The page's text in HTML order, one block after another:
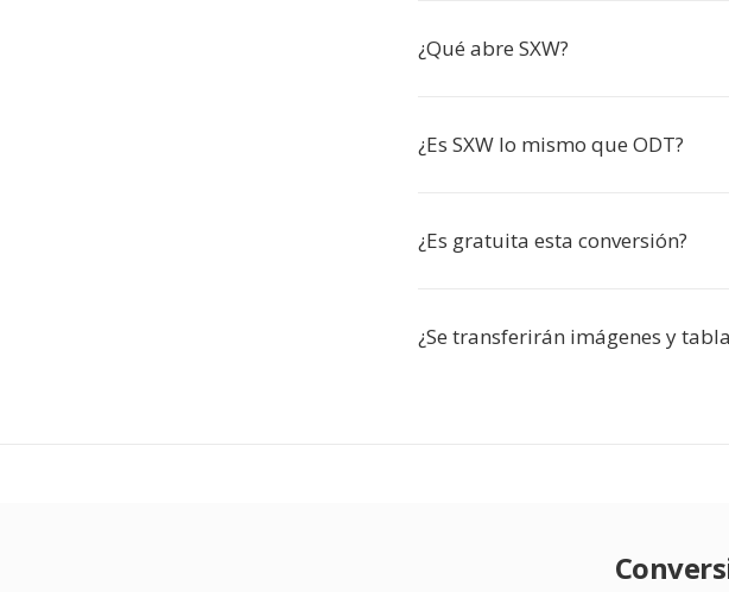
¿Qué abre SXW?
¿Es SXW lo mismo que ODT?
¿Es gratuita esta conversión?
¿Se transferirán imágenes y